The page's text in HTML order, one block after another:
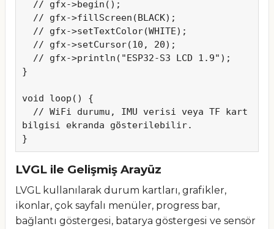
}
void loop() {
bilgisi ekranda gösterilebilir.
}
LVGL ile Gelişmiş Arayüz
LVGL kullanılarak durum kartları, grafikler,
ikonlar, çok sayfalı menüler, progress bar,
bağlantı göstergesi, batarya göstergesi ve sensör